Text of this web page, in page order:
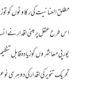
مطلق العنانیت کی رکاوٹوں کو
اس طرح عقل پر مبنی اقدار نے
یورپی معاشروں کو زیادہ قابلِ
تحریک تنویر کی اقدار کی